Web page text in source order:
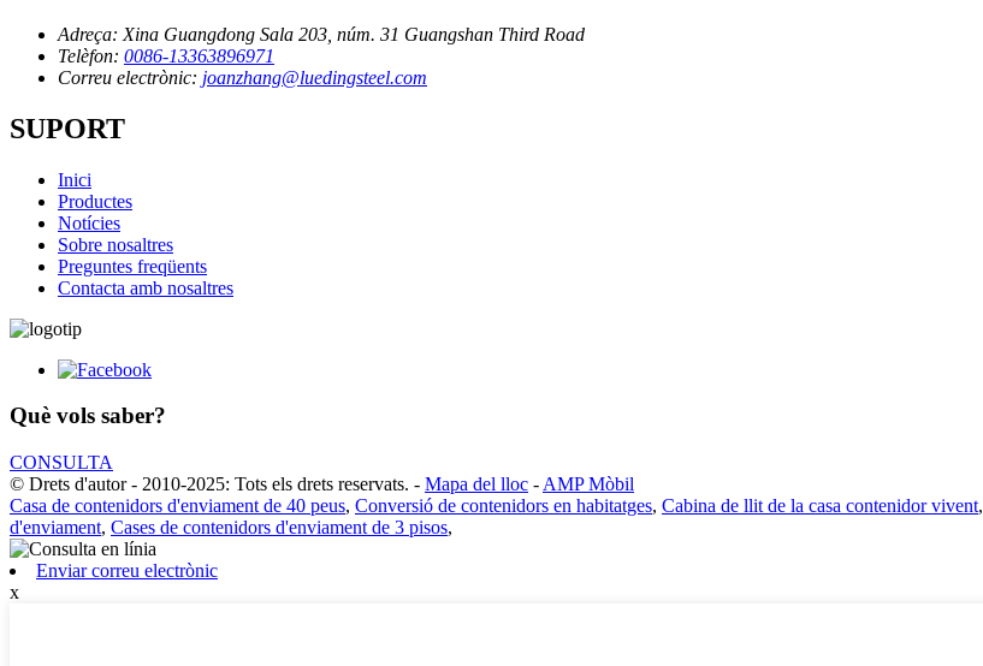
Adreça: Xina Guangdong Sala 203, núm. 31 Guangshan Third Road
Telèfon: 0086-13363896971
Correu electrònic: joanzhang@luedingsteel.com
SUPORT
Inici
Productes
Notícies
Sobre nosaltres
Preguntes freqüents
Contacta amb nosaltres
Què vols saber?
CONSULTA
© Drets d'autor - 2010-2025: Tots els drets reservats. - Mapa del lloc - AMP Mòbil
Casa de contenidors d'enviament de 40 peus, Conversió de contenidors en habitatges, Cabina de llit de la casa contenidor vivent,
d'enviament, Cases de contenidors d'enviament de 3 pisos,
Enviar correu electrònic
x